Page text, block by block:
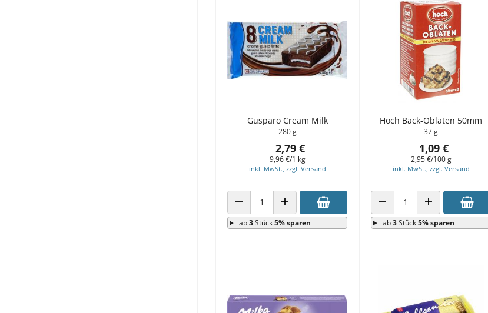
Gusparo Cream Milk
280 g
2,79 €
9,96 €/1 kg
inkl. MwSt., zzgl. Versand
ANZAHL VERRINGERNANZAHL ERHÖHEN
ab3Stück5% sparen
Hoch Back-Oblaten 50mm
37 g
1,09 €
2,95 €/100 g
inkl. MwSt., zzgl. Versand
ANZAHL VERRINGERNANZAHL ERHÖHEN
ab3Stück5% sparen